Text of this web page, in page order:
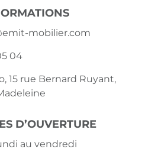
mobilier.com
04
15 rue Bernard Ruyant,
D’OUVERTURE
au vendredi